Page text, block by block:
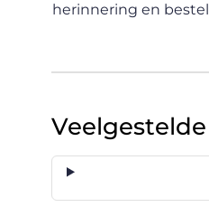
herinnering en